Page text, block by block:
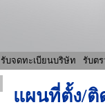
รับจดทะเบียนบริษัท รับต
แผนที่ตั้ง/ติ